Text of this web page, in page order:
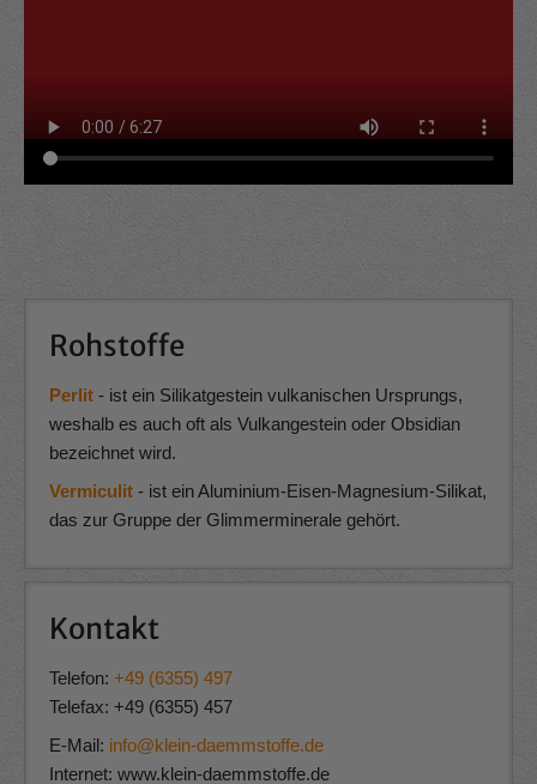
Rohstoffe
Perlit - ist ein Silikatgestein vulkanischen Ursprungs,
weshalb es auch oft als Vulkangestein oder Obsidian
bezeichnet wird.
Vermiculit - ist ein Aluminium-Eisen-Magnesium-Silikat,
das zur Gruppe der Glimmerminerale gehört.
Kontakt
Telefon: +49 (6355) 497
Telefax: +49 (6355) 457
E-Mail: info@klein-daemmstoffe.de
Internet: www.klein-daemmstoffe.de